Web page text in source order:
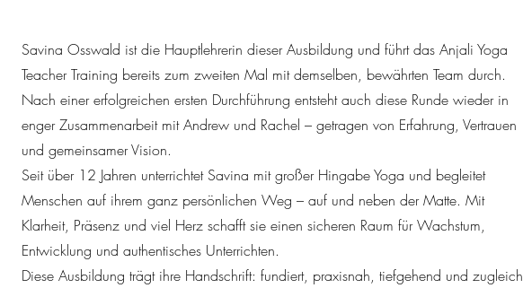
Savina Osswald ist die Hauptlehrerin dieser Ausbildung und führt das Anjali Yoga
Teacher Training bereits zum zweiten Mal mit demselben, bewährten Team durch.
Nach einer erfolgreichen ersten Durchführung entsteht auch diese Runde wieder in
enger Zusammenarbeit mit Andrew und Rachel – getragen von Erfahrung, Vertrauen
und gemeinsamer Vision.
Seit über 12 Jahren unterrichtet Savina mit großer Hingabe Yoga und begleitet
Menschen auf ihrem ganz persönlichen Weg – auf und neben der Matte. Mit
Klarheit, Präsenz und viel Herz schafft sie einen sicheren Raum für Wachstum,
Entwicklung und authentisches Unterrichten.
Diese Ausbildung trägt ihre Handschrift: fundiert, praxisnah, tiefgehend und zugleich